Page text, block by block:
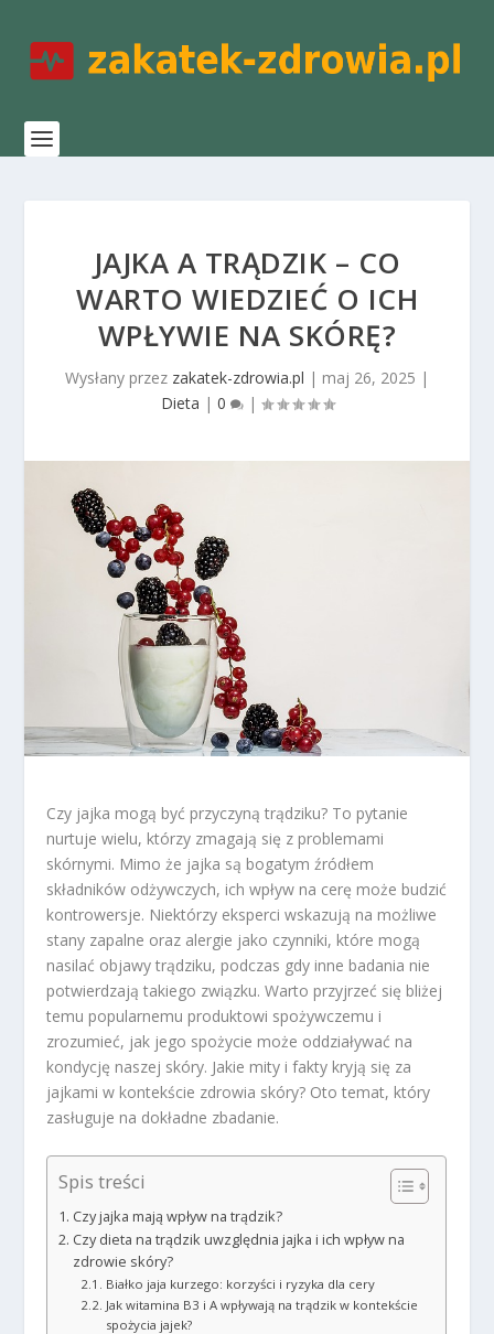
JAJKA A TRĄDZIK – CO
WARTO WIEDZIEĆ O ICH
WPŁYWIE NA SKÓRĘ?
Wysłany przez zakatek-zdrowia.pl | maj 26, 2025 |
Dieta | 0 |
Czy jajka mogą być przyczyną trądziku? To pytanie
nurtuje wielu, którzy zmagają się z problemami
skórnymi. Mimo że jajka są bogatym źródłem
składników odżywczych, ich wpływ na cerę może budzić
kontrowersje. Niektórzy eksperci wskazują na możliwe
stany zapalne oraz alergie jako czynniki, które mogą
nasilać objawy trądziku, podczas gdy inne badania nie
potwierdzają takiego związku. Warto przyjrzeć się bliżej
temu popularnemu produktowi spożywczemu i
zrozumieć, jak jego spożycie może oddziaływać na
kondycję naszej skóry. Jakie mity i fakty kryją się za
jajkami w kontekście zdrowia skóry? Oto temat, który
zasługuje na dokładne zbadanie.
Spis treści
Czy jajka mają wpływ na trądzik?
Czy dieta na trądzik uwzględnia jajka i ich wpływ na
zdrowie skóry?
Białko jaja kurzego: korzyści i ryzyka dla cery
Jak witamina B3 i A wpływają na trądzik w kontekście
spożycia jajek?